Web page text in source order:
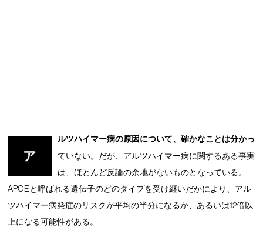
ア
ルツハイマー病の原因について、確かなことは分かっ
ていない。だが、アルツハイマー病に関するある事実
は、ほとんど反論の余地がないものとなっている。
APOEと呼ばれる遺伝子のどのタイプを受け継いだかにより、アル
ツハイマー病発症のリスクが平均の半分になるか、あるいは12倍以
上になる可能性がある。